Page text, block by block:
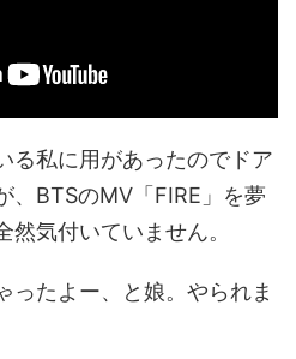
る私に用があったのでドア
、BTSのMV「FIRE」を夢
気付いていません。
ったよー、と娘。やられま